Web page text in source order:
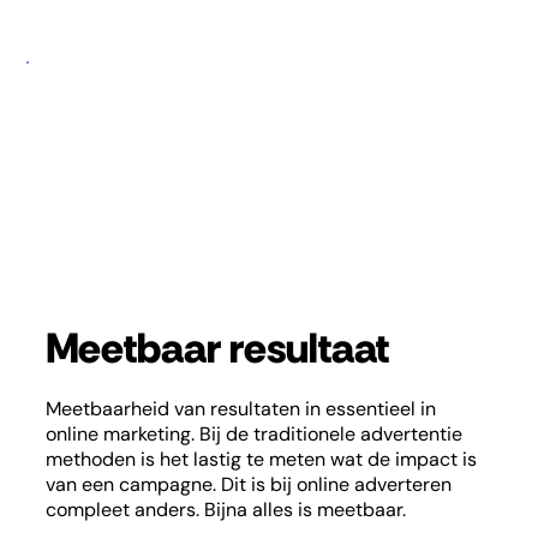
Meetbaar resultaat
Meetbaarheid van resultaten in essentieel in
online marketing. Bij de traditionele advertentie
methoden is het lastig te meten wat de impact is
van een campagne. Dit is bij online adverteren
compleet anders. Bijna alles is meetbaar.